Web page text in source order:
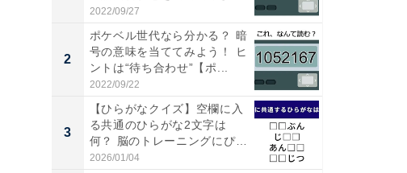
【...
2022/09/27
2
ポケベル世代なら分かる？ 暗
号の意味を当ててみよう！ ヒ
ントは“待ち合わせ”【ポ...
2022/09/22
3
【ひらがなクイズ】空欄に入
る共通のひらがな2文字は
何？ 脳のトレーニングにぴっ
た...
2026/01/04